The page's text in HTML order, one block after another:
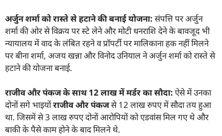
अर्जुन शर्मा को रास्ते से हटाने की बनाई योजना: संपत्ति पर अर्जुन
शर्मा की ओर से विक्रय पर स्टे लेने और मोटी धनराशि देने के बावजूद भी
न्यायालय में वाद के लंबित रहने व प्रॉपर्टी पर मालिकाना हक नहीं मिलने
पर बीना शर्मा, अजय खन्ना और विनोद उनियाल ने अर्जुन शर्मा को रास्ते से
हटाने की योजना बनाई.
राजीव और पंकज के साथ12लाख में मर्डर का सौदा: ऐसे में उनका
दोनों सगे भाइयोंराजीव और पंकजसे 12 लाख रुपए में सौदा तय हुआ
था. जिसमें से 3 लाख रुपए दोनों आरोपियों को एडवांस मिल गए थे और
बाकी के पैसे काम होने के बाद मिलने थे.